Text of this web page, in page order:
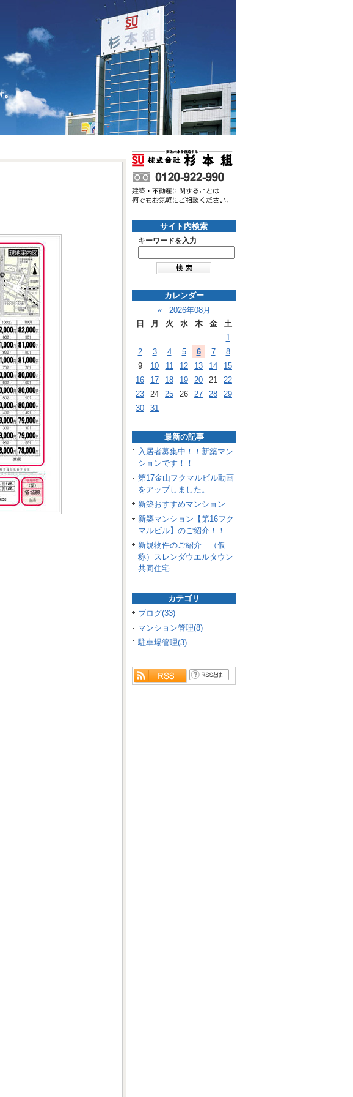
サイト内検索
キーワードを入力
カレンダー
«
2026年08月
日
月 火 水 木 金
土
1
2
3 4 5 6 7
8
9
10 11 12 13 14
15
16
17 18 19 20 21
22
23
24 25 26 27 28
29
30
31
最新の記事
入居者募集中！！新築マン
ションです！！
第17金山フクマルビル動画
をアップしました。
新築おすすめマンション
新築マンション【第16フク
マルビル】のご紹介！！
新規物件のご紹介 （仮
称）スレンダウエルタウン
共同住宅
カテゴリ
ブログ(33)
マンション管理(8)
駐車場管理(3)